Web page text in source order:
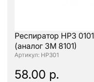
Респиратор НРЗ 0101
(аналог ЗМ 8101)
: НРЗ01
58.00 р.